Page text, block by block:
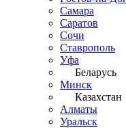
Самара
Саратов
Сочи
Ставрополь
Уфа
Беларусь
Минск
Казахстан
Алматы
Уральск